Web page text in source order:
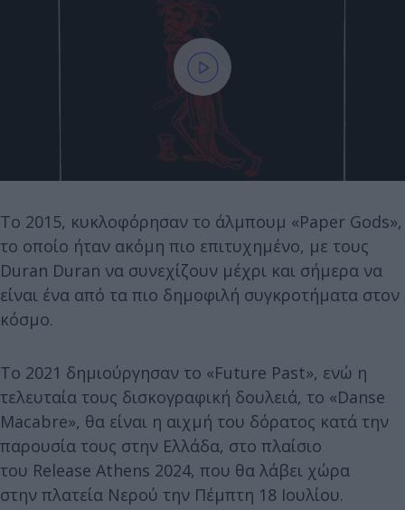
Το 2015, κυκλοφόρησαν το άλμπουμ «Paper Gods»,
το οποίο ήταν ακόμη πιο επιτυχημένο, με τους
Duran Duran να συνεχίζουν μέχρι και σήμερα να
είναι ένα από τα πιο δημοφιλή συγκροτήματα στον
κόσμο.
Tο 2021 δημιούργησαν το «Future Past», ενώ η
τελευταία τους δισκογραφική δουλειά, το «Danse
Macabre», θα είναι η αιχμή του δόρατος κατά την
παρουσία τους στην Ελλάδα, στο πλαίσιο
του Release Athens 2024, που θα λάβει χώρα
στην πλατεία Νερού την Πέμπτη 18 Ιουλίου.